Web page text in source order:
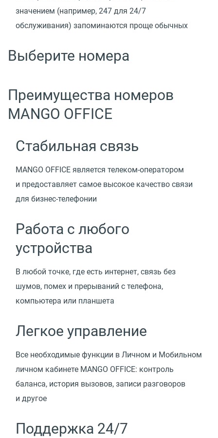
значением (например, 247 для 24/7
обслуживания) запоминаются проще обычных
Выберите номера
Преимущества номеров
MANGO OFFICE
Стабильная связь
MANGO OFFICE является телеком-оператором
и предоставляет самое высокое качество связи
для бизнес-телефонии
Работа с любого
устройства
В любой точке, где есть интернет, связь без
шумов, помех и прерываний с телефона,
компьютера или планшета
Легкое управление
Все необходимые функции в Личном и Мобильном
личном кабинете MANGO OFFICE: контроль
баланса, история вызовов, записи разговоров
и другое
Поддержка 24/7